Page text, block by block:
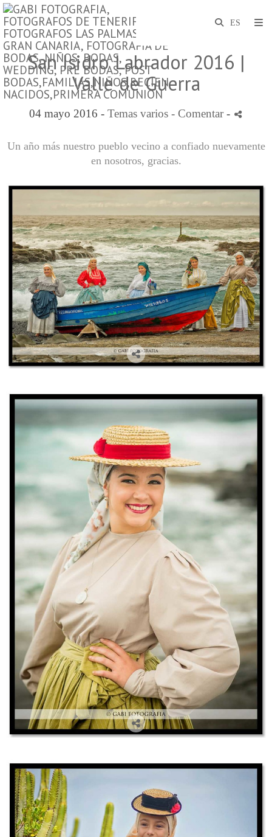
San Isidro Labrador 2016 |
Valle de Guerra
04 mayo 2016 - Temas varios - Comentar-
Un año más nuestro pueblo vecino a confiado nuevamente
en nosotros, gracias.